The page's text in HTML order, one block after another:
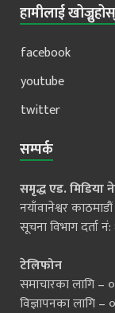
हामीलाई खोज्नुहोस्
facebook
youtube
twitter
सम्पर्क
समृद्ध एड. मिडिया
नयाँवानेश्वर काठमाडौं
सूचना विभाग दर्ता
टेलिफोन
समाचारका लागि –
विज्ञापनका लागि